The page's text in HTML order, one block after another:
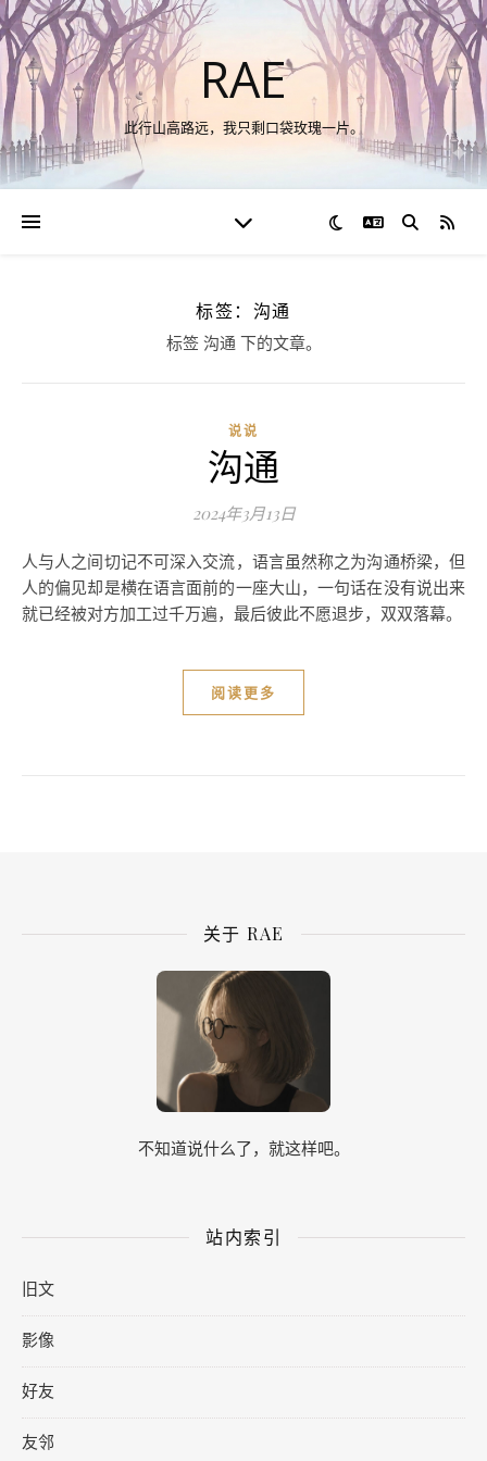
RAE
此行山高路远，我只剩口袋玫瑰一片。
切换语言RSS
标签：沟通
标签 沟通 下的文章。
说说
沟通
2024年3月13日
人与人之间切记不可深入交流，语言虽然称之为沟通桥梁，但
人的偏见却是横在语言面前的一座大山，一句话在没有说出来
就已经被对方加工过千万遍，最后彼此不愿退步，双双落幕。
阅读更多
关于 RAE
不知道说什么了，就这样吧。
站内索引
旧文
影像
好友
友邻